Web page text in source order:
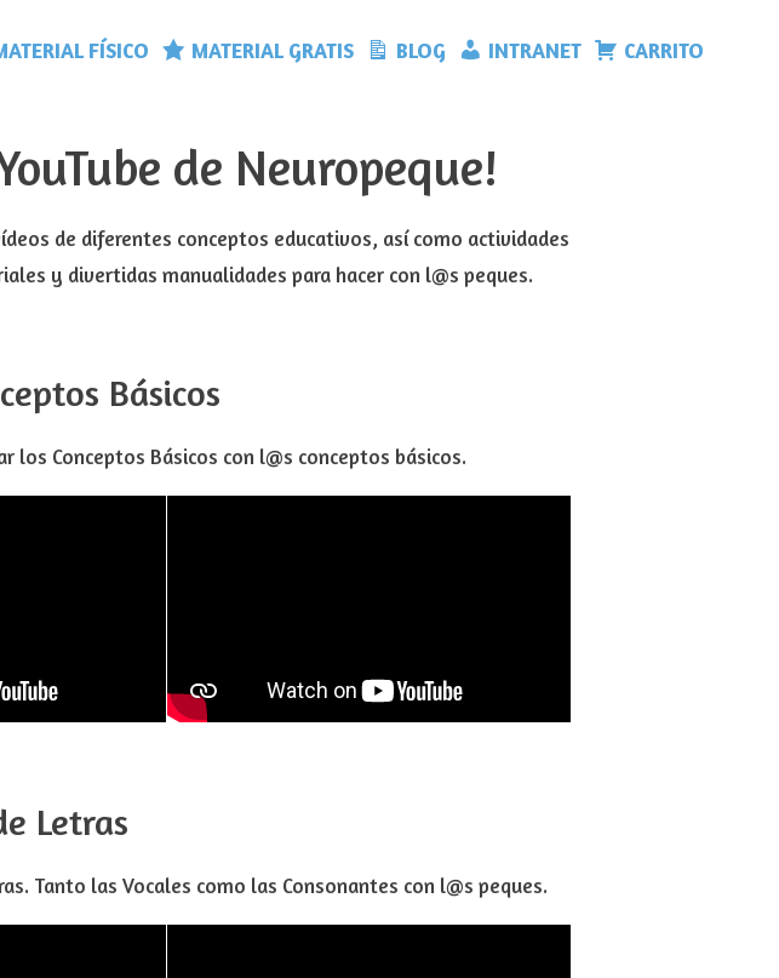
FÍSICO MATERIAL GRATIS BLOG INTRANET CARRITO
de Neuropeque!
de diferentes conceptos educativos, así como actividades
y divertidas manualidades para hacer con l@s peques.
Básicos
Conceptos Básicos con l@s conceptos básicos.
Letras
Tanto las Vocales como las Consonantes con l@s peques.